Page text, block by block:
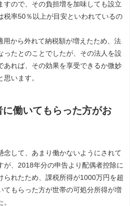
すので、その負担増を加味しても設立
税率50％以上が目安といわれているの
用から外れて納税額が増えたため、法
ったとのことでしたが、その法人を設
あれば、その効果を享受できるか微妙
います。
働いてもらった方がお
念して、あまり働かないようにされて
が、2018年分の申告より配偶者控除に
られたため、課税所得が1000万円を超
てもらった方が世帯の可処分所得が増